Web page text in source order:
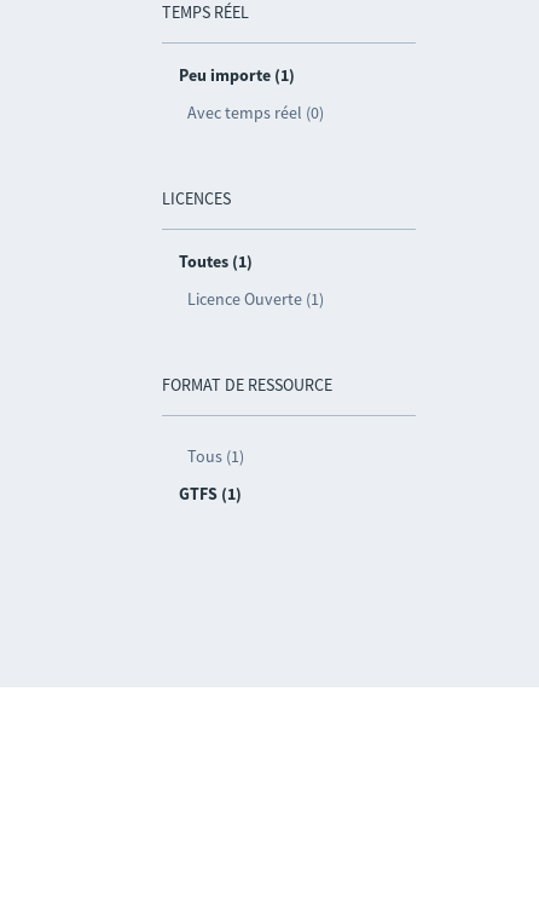
TEMPS RÉEL
Peu importe (1)
Avec temps réel (0)
LICENCES
Toutes (1)
Licence Ouverte (1)
FORMAT DE RESSOURCE
Tous (1)
GTFS (1)